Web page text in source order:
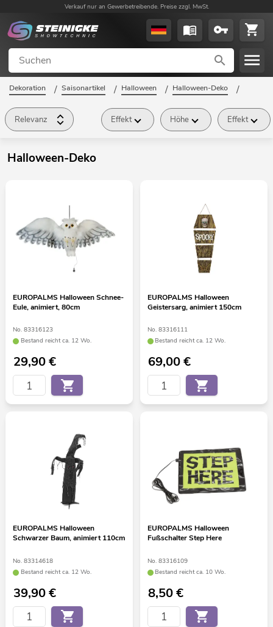
Verkauf nur an Gewerbetreibende. Preise zzgl. MwSt.
Dekoration / Saisonartikel / Halloween / Halloween-Deko /
Relevanz Effekt Höhe Effekt
Halloween-Deko
EUROPALMS Halloween Schnee-
Eule, animiert, 80cm
No. 83316123
Bestand reicht ca. 12 Wo.
29,90€
EUROPALMS Halloween
Geistersarg, animiert 150cm
No. 83316111
Bestand reicht ca. 12 Wo.
69,00€
EUROPALMS Halloween
Schwarzer Baum, animiert 110cm
No. 83314618
Bestand reicht ca. 12 Wo.
39,90€
EUROPALMS Halloween
Fußschalter Step Here
No. 83316109
Bestand reicht ca. 10 Wo.
8,50€